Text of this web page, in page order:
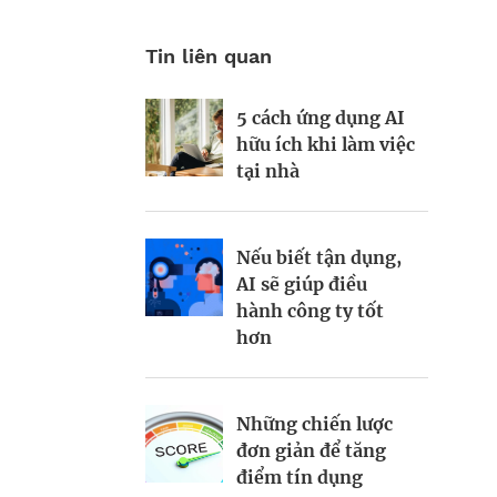
Tin liên quan
5 cách ứng dụng AI
hữu ích khi làm việc
tại nhà
Nếu biết tận dụng,
AI sẽ giúp điều
hành công ty tốt
hơn
Những chiến lược
đơn giản để tăng
điểm tín dụng
75% nữ điều hành ở
Hoa Kỳ mắc hội
chứng nghi ngờ bản
Bốn bài học giúp
nâng cao khả năng
lãnh đạo của năm
Những lời khuyên
hữu ích để bước vào
4 lời khuyên để trở
thành một lãnh đạo
tốt hơn trong năm
Kiểm soát bất ổn và
bảo vệ sức khỏe
tinh thần khi khởi
Làm thêm giờ ảnh
hưởng đến năng